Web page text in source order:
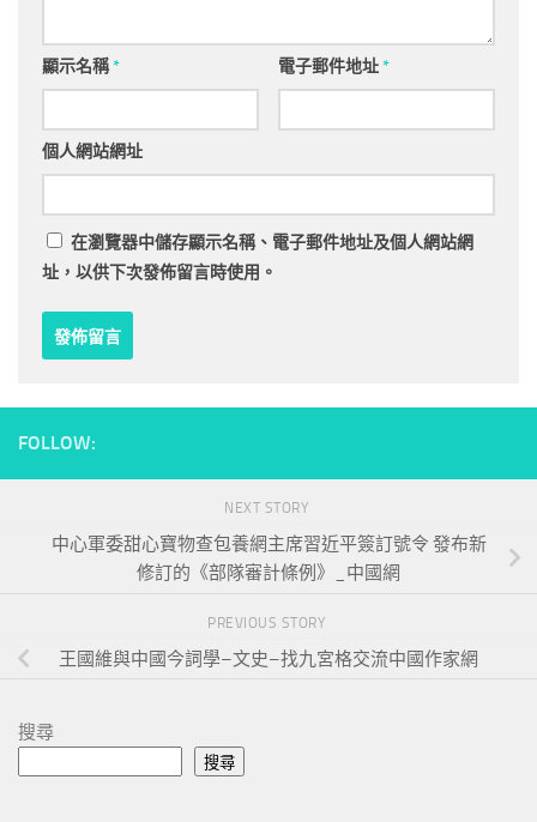
顯示名稱* 電子郵件地址*
個人網站網址
在瀏覽器中儲存顯示名稱、電子郵件地址及個人網站網
址，以供下次發佈留言時使用。
FOLLOW:
NEXT STORY
中心軍委甜心寶物查包養網主席習近平簽訂號令 發布新
修訂的《部隊審計條例》_中國網
PREVIOUS STORY
王國維與中國今詞學–文史–找九宮格交流中國作家網
搜尋
搜尋